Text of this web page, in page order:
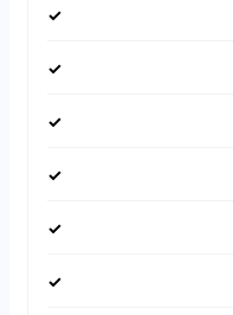
✓
✓
✓
✓
✓
✓